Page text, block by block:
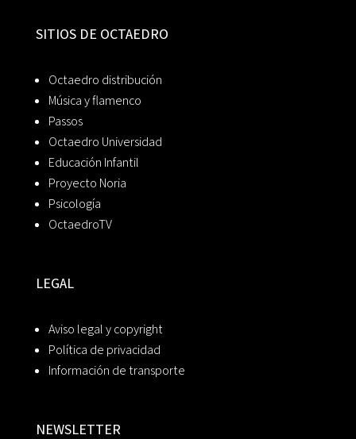
SITIOS DE OCTAEDRO
Octaedro distribución
Música y flamenco
Passos
Octaedro Universidad
Educación Infantil
Proyecto Noria
Psicología
OctaedroTV
LEGAL
Aviso legal y copyright
Política de privacidad
Información de transporte
NEWSLETTER